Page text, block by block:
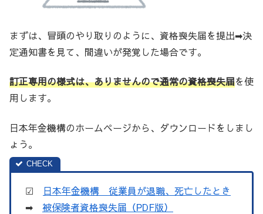
まずは、冒頭のやり取りのように、資格喪失届を提出➡決
定通知書を見て、間違いが発覚した場合です。
訂正専用の様式は、ありませんので通常の資格喪失届を使
用します。
日本年金機構のホームページから、ダウンロードをしまし
ょう。
☑ 日本年金機構 従業員が退職、死亡したとき
➡ 被保険者資格喪失届（PDF版）